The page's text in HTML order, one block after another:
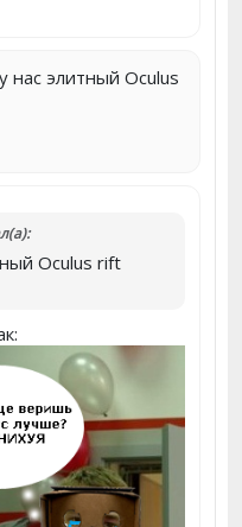
нас элитный Oculus
Oculus rift